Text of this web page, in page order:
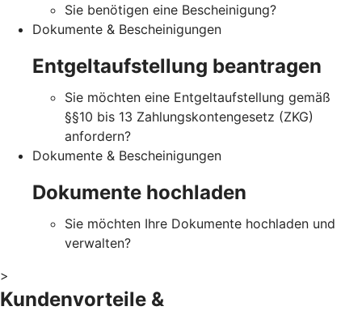
Sie benötigen eine Bescheinigung?
Dokumente & Bescheinigungen
Entgeltaufstellung beantragen
Sie möchten eine Entgeltaufstellung gemäß
§§10 bis 13 Zahlungskontengesetz (ZKG)
anfordern?
Dokumente & Bescheinigungen
Dokumente hochladen
Sie möchten Ihre Dokumente hochladen und
verwalten?
>
Kundenvorteile &